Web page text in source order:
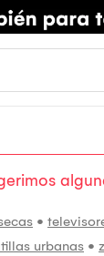
•
urbanas •